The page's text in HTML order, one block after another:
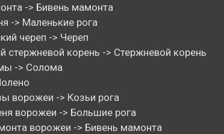
-> Бивень мамонта
-> Маленькие рога
череп -> Череп
стержневой корень -> Стержневой корень
-> Солома
ворожеи -> Козьи рога
ворожеи -> Большие рога
ворожеи -> Бивень мамонта